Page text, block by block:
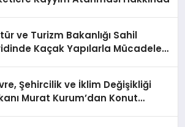
ve Turizm Bakanlığı Sahil
Kaçak Yapılarla Mücadele
Şehircilik ve İklim Değişikliği
Murat Kurum’dan Konut